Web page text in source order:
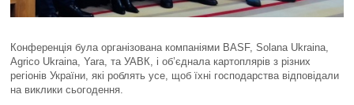
Конференція була організована компаніями BASF, Solana Ukraina,
Agrico Ukraina, Yara, та УАВК, і об’єднала картоплярів з різних
регіонів України, які роблять усе, щоб їхні господарства відповідали
на виклики сьогодення.